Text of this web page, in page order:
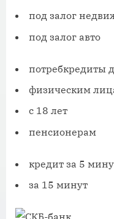
под залог
под залог авто
потребкредиты
физическим
с 18 лет
пенсионерам
кредит за 5
за 15 минут